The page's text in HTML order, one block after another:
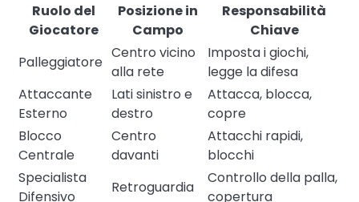
Ruolo del
Giocatore
Posizione in
Campo
Responsabilità
Chiave
Palleggiatore
Centro vicino
alla rete
Imposta i giochi,
legge la difesa
Attaccante
Esterno
Lati sinistro e
destro
Attacca, blocca,
copre
Blocco
Centrale
Centro
davanti
Attacchi rapidi,
blocchi
Specialista
Difensivo
Retroguardia
Controllo della palla,
copertura